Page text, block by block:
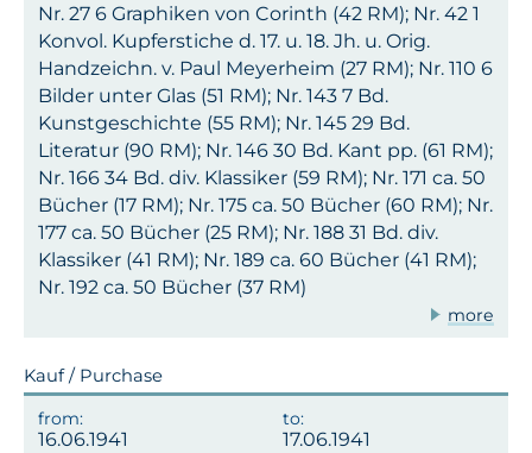
Nr. 27 6 Graphiken von Corinth (42 RM); Nr. 42 1
Konvol. Kupferstiche d. 17. u. 18. Jh. u. Orig.
Handzeichn. v. Paul Meyerheim (27 RM); Nr. 110 6
Bilder unter Glas (51 RM); Nr. 143 7 Bd.
Kunstgeschichte (55 RM); Nr. 145 29 Bd.
Literatur (90 RM); Nr. 146 30 Bd. Kant pp. (61 RM);
Nr. 166 34 Bd. div. Klassiker (59 RM); Nr. 171 ca. 50
Bücher (17 RM); Nr. 175 ca. 50 Bücher (60 RM); Nr.
177 ca. 50 Bücher (25 RM); Nr. 188 31 Bd. div.
Klassiker (41 RM); Nr. 189 ca. 60 Bücher (41 RM);
Nr. 192 ca. 50 Bücher (37 RM)
more
Kauf / Purchase
16.06.1941 17.06.1941